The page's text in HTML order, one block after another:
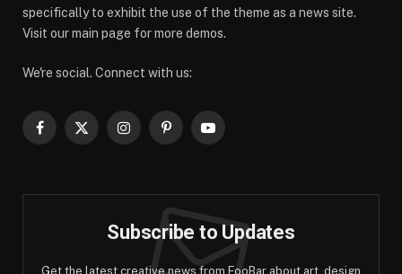
specifically to exhibit the use of the theme as a news site.
Visit our main page for more demos.
We're social. Connect with us:
Facebook
X
InstagramPinterestYouTube
Subscribe to Updates
Get the latest creative news from FooBar about art, design